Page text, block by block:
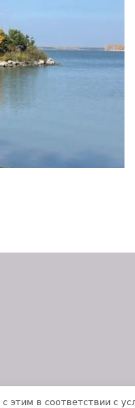
этим в соответствии с